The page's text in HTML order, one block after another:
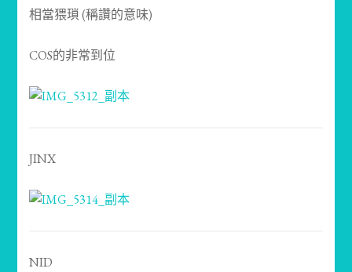
相當猥瑣 (稱讚的意味)
COS的非常到位
JINX
NID